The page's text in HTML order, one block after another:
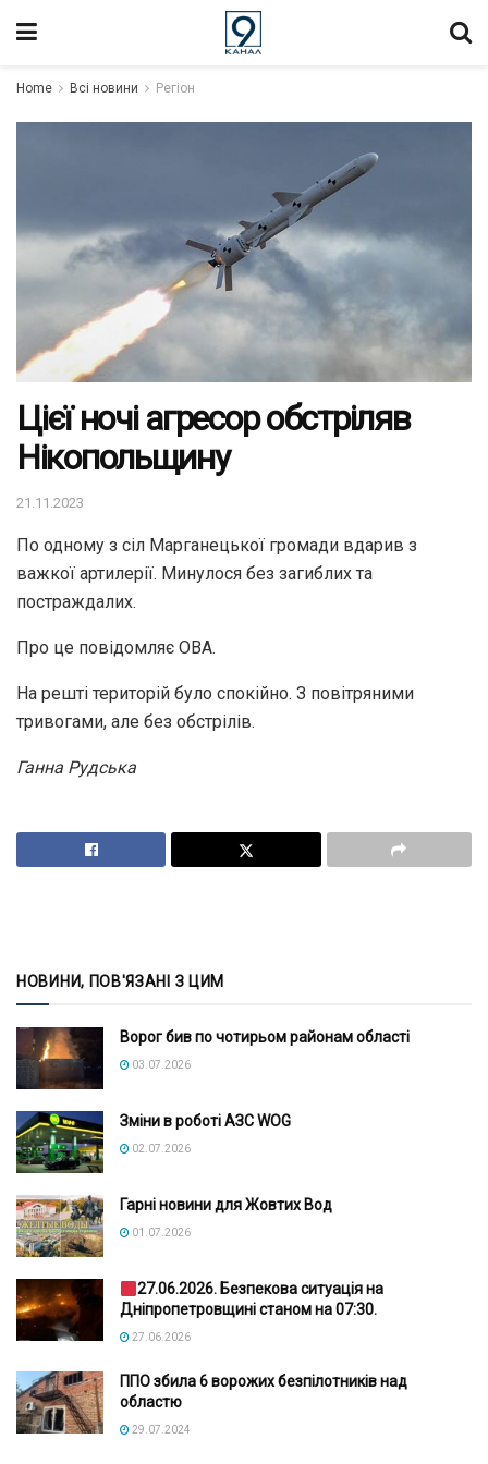
Home Всі новини Регіон
Цієї ночі агресор обстріляв
Нікопольщину
21.11.2023
По одному з сіл Марганецької громади вдарив з
важкої артилерії. Минулося без загиблих та
постраждалих.
Про це повідомляє ОВА.
На решті територій було спокійно. З повітряними
тривогами, але без обстрілів.
Ганна Рудська
НОВИНИ, ПОВ'ЯЗАНІ З ЦИМ
Ворог бив по чотирьом районам області
03.07.2026
Зміни в роботі АЗС WOG
02.07.2026
Гарні новини для Жовтих Вод
01.07.2026
27.06.2026. Безпекова ситуація на
Дніпропетровщині станом на 07:30.
27.06.2026
ППО збила 6 ворожих безпілотників над
областю
29.07.2024